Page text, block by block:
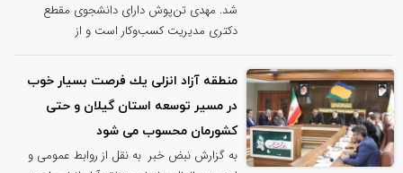
شد. مهدی تن‌پوش دارای دانشجوی مقطع
دکتری مدیریت کسب‌وکار است و از
منطقه آزاد انزلی یك فرصت بسیار خوب
در مسیر توسعه استان گیلان و حتی
كشورمان محسوب می شود
به گزارش نبض خبر به نقل از روابط عمومی و